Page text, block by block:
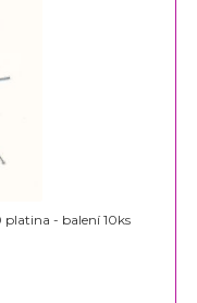
- balení 10ks